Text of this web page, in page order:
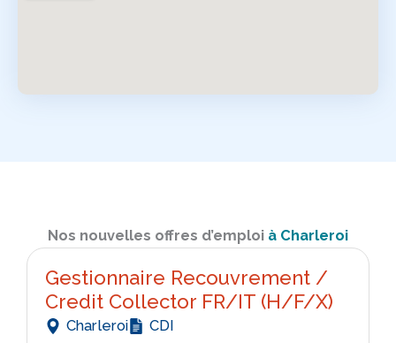
Nos nouvelles offres d’emploi à Charleroi
Gestionnaire Recouvrement /
Credit Collector FR/IT (H/F/X)
Charleroi CDI